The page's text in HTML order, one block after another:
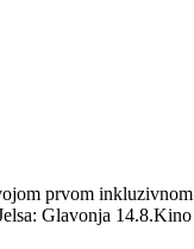
prvom
Glavonja